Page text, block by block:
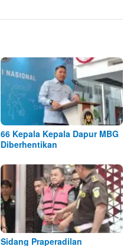
66 Kepala Kepala Dapur MBG
Diberhentikan
Sidang Praperadilan